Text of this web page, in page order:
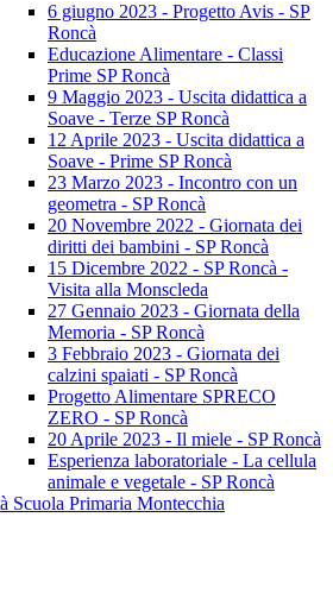
6 giugno 2023 - Progetto Avis - SP
Roncà
Educazione Alimentare - Classi
Prime SP Roncà
9 Maggio 2023 - Uscita didattica a
Soave - Terze SP Roncà
12 Aprile 2023 - Uscita didattica a
Soave - Prime SP Roncà
23 Marzo 2023 - Incontro con un
geometra - SP Roncà
20 Novembre 2022 - Giornata dei
diritti dei bambini - SP Roncà
15 Dicembre 2022 - SP Roncà -
Visita alla Monscleda
27 Gennaio 2023 - Giornata della
Memoria - SP Roncà
3 Febbraio 2023 - Giornata dei
calzini spaiati - SP Roncà
Progetto Alimentare SPRECO
ZERO - SP Roncà
20 Aprile 2023 - Il miele - SP Roncà
Esperienza laboratoriale - La cellula
animale e vegetale - SP Roncà
Scuola Primaria Montecchia